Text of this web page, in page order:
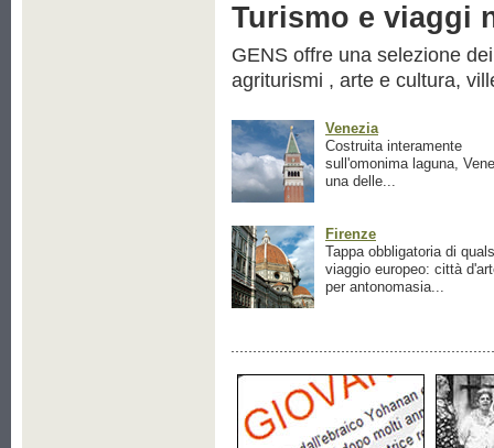
Turismo e viaggi
GENS offre una selezione
agriturismi , arte e cultura,
Venezia
Costruita interamente
sull'omonima laguna,
una delle...
Firenze
Tappa obbligatoria di
viaggio europeo: città
per antonomasia...